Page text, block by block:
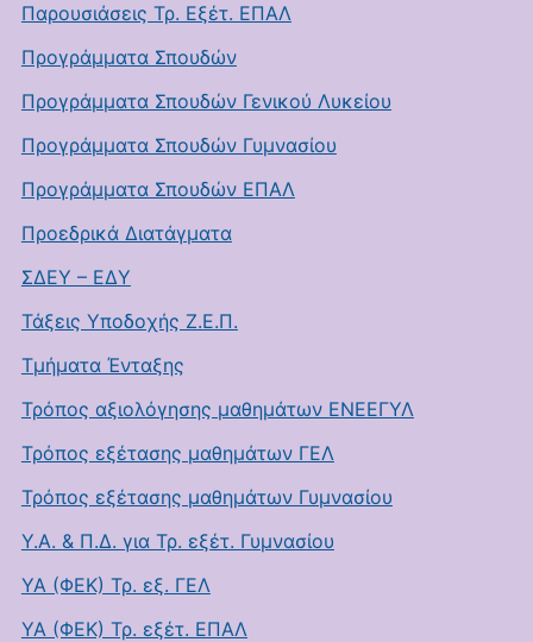
Παρουσιάσεις Τρ. Εξέτ. ΕΠΑΛ
Προγράμματα Σπουδών
Προγράμματα Σπουδών Γενικού Λυκείου
Προγράμματα Σπουδών Γυμνασίου
Προγράμματα Σπουδών ΕΠΑΛ
Προεδρικά Διατάγματα
ΣΔΕΥ – ΕΔΥ
Τάξεις Υποδοχής Ζ.Ε.Π.
Τμήματα Ένταξης
Τρόπος αξιολόγησης μαθημάτων ΕΝΕΕΓΥΛ
Τρόπος εξέτασης μαθημάτων ΓΕΛ
Τρόπος εξέτασης μαθημάτων Γυμνασίου
Υ.Α. & Π.Δ. για Τρ. εξέτ. Γυμνασίου
ΥΑ (ΦΕΚ) Τρ. εξ. ΓΕΛ
ΥΑ (ΦΕΚ) Τρ. εξέτ. ΕΠΑΛ